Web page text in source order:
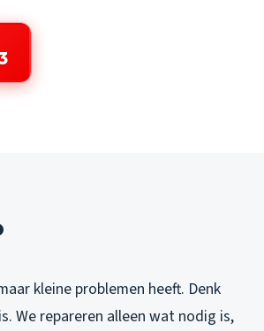
kleine problemen heeft. Denk
We repareren alleen wat nodig is,